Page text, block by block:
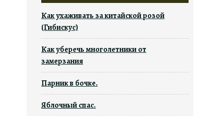
Как ухаживать за китайской розой
(Гибискус)
Как уберечь многолетники от
замерзания
Парник в бочке.
Яблочный спас.